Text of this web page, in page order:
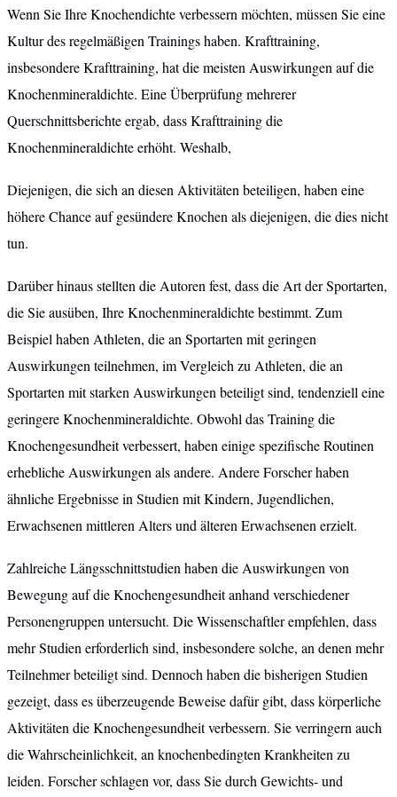
Wenn Sie Ihre Knochendichte verbessern möchten, müssen Sie eine
Kultur des regelmäßigen Trainings haben. Krafttraining,
insbesondere Krafttraining, hat die meisten Auswirkungen auf die
Knochenmineraldichte. Eine Überprüfung mehrerer
Querschnittsberichte ergab, dass Krafttraining die
Knochenmineraldichte erhöht. Weshalb,
Diejenigen, die sich an diesen Aktivitäten beteiligen, haben eine
höhere Chance auf gesündere Knochen als diejenigen, die dies nicht
tun.
Darüber hinaus stellten die Autoren fest, dass die Art der Sportarten,
die Sie ausüben, Ihre Knochenmineraldichte bestimmt. Zum
Beispiel haben Athleten, die an Sportarten mit geringen
Auswirkungen teilnehmen, im Vergleich zu Athleten, die an
Sportarten mit starken Auswirkungen beteiligt sind, tendenziell eine
geringere Knochenmineraldichte. Obwohl das Training die
Knochengesundheit verbessert, haben einige spezifische Routinen
erhebliche Auswirkungen als andere. Andere Forscher haben
ähnliche Ergebnisse in Studien mit Kindern, Jugendlichen,
Erwachsenen mittleren Alters und älteren Erwachsenen erzielt.
Zahlreiche Längsschnittstudien haben die Auswirkungen von
Bewegung auf die Knochengesundheit anhand verschiedener
Personengruppen untersucht. Die Wissenschaftler empfehlen, dass
mehr Studien erforderlich sind, insbesondere solche, an denen mehr
Teilnehmer beteiligt sind. Dennoch haben die bisherigen Studien
gezeigt, dass es überzeugende Beweise dafür gibt, dass körperliche
Aktivitäten die Knochengesundheit verbessern. Sie verringern auch
die Wahrscheinlichkeit, an knochenbedingten Krankheiten zu
leiden. Forscher schlagen vor, dass Sie durch Gewichts- und